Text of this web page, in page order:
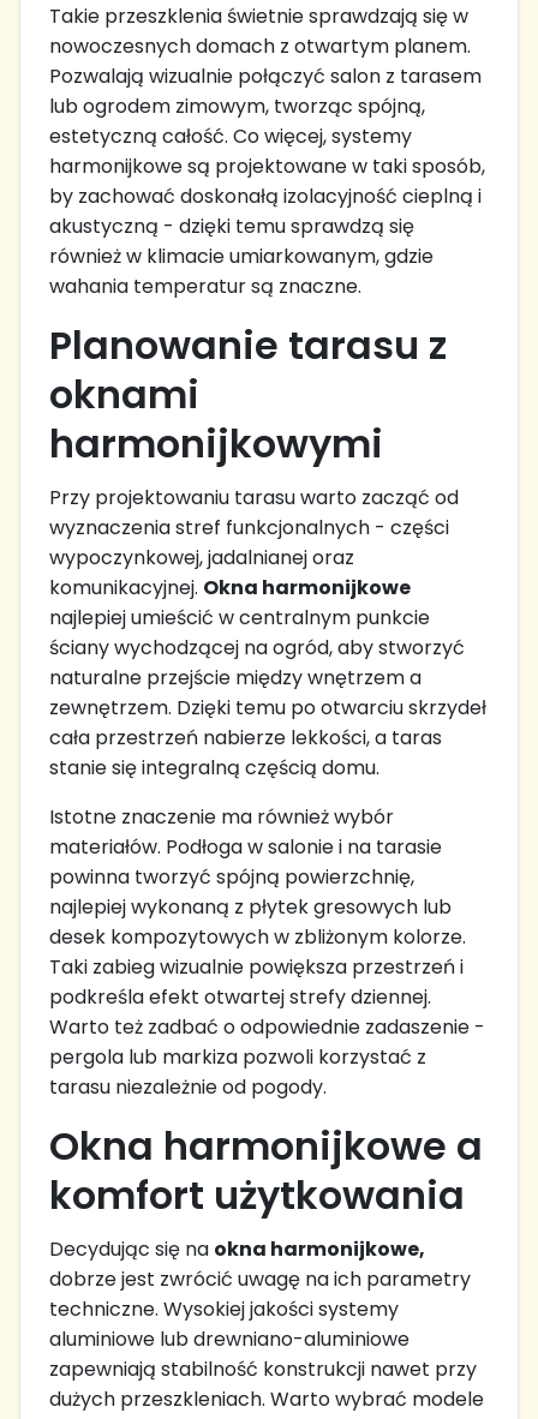
Takie przeszklenia świetnie sprawdzają się w
nowoczesnych domach z otwartym planem.
Pozwalają wizualnie połączyć salon z tarasem
lub ogrodem zimowym, tworząc spójną,
estetyczną całość. Co więcej, systemy
harmonijkowe są projektowane w taki sposób,
by zachować doskonałą izolacyjność cieplną i
akustyczną - dzięki temu sprawdzą się
również w klimacie umiarkowanym, gdzie
wahania temperatur są znaczne.
Planowanie tarasu z
oknami
harmonijkowymi
Przy projektowaniu tarasu warto zacząć od
wyznaczenia stref funkcjonalnych - części
wypoczynkowej, jadalnianej oraz
komunikacyjnej. Okna harmonijkowe
najlepiej umieścić w centralnym punkcie
ściany wychodzącej na ogród, aby stworzyć
naturalne przejście między wnętrzem a
zewnętrzem. Dzięki temu po otwarciu skrzydeł
cała przestrzeń nabierze lekkości, a taras
stanie się integralną częścią domu.
Istotne znaczenie ma również wybór
materiałów. Podłoga w salonie i na tarasie
powinna tworzyć spójną powierzchnię,
najlepiej wykonaną z płytek gresowych lub
desek kompozytowych w zbliżonym kolorze.
Taki zabieg wizualnie powiększa przestrzeń i
podkreśla efekt otwartej strefy dziennej.
Warto też zadbać o odpowiednie zadaszenie -
pergola lub markiza pozwoli korzystać z
tarasu niezależnie od pogody.
Okna harmonijkowe a
komfort użytkowania
Decydując się na okna harmonijkowe,
dobrze jest zwrócić uwagę na ich parametry
techniczne. Wysokiej jakości systemy
aluminiowe lub drewniano-aluminiowe
zapewniają stabilność konstrukcji nawet przy
dużych przeszkleniach. Warto wybrać modele